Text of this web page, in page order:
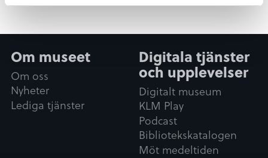
Om museet
Om oss
Nyheter
Lediga tjänster
Digitala tjänster
och upplevelser
Digitalt museum
KLM Play
Podcast
Bibliotekskatalogen
Möt medeltiden